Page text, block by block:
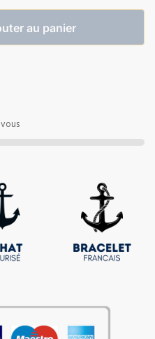
au panier